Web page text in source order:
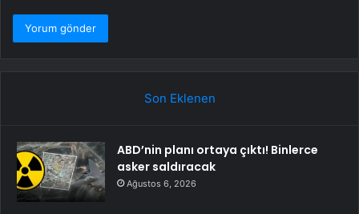
Son Eklenen
ABD’nin planı ortaya çıktı! Binlerce
asker saldıracak
Ağustos 6, 2026